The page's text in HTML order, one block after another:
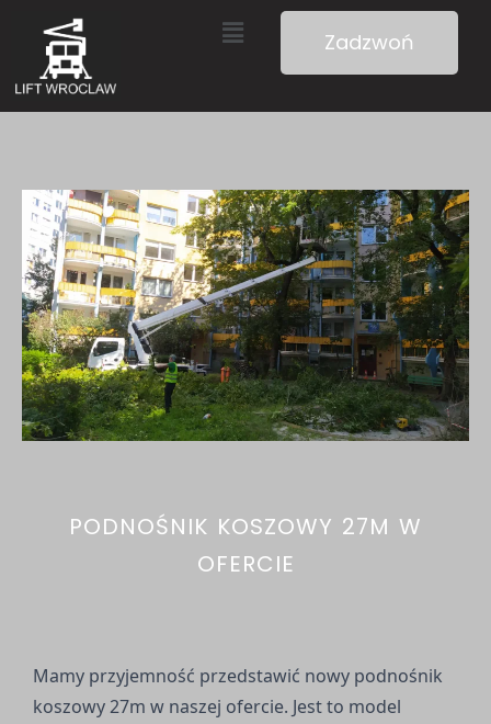
Zadzwoń
PODNOŚNIK KOSZOWY 27M W
OFERCIE
Mamy przyjemność przedstawić nowy podnośnik
koszowy 27m w naszej ofercie. Jest to model